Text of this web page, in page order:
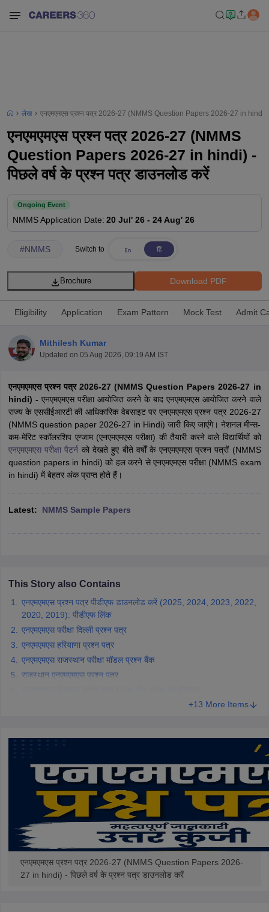
Time Table 2026
12th Supplementary Result 2026 TN 11th Arrear Result 2026
HS Result 2026CBSE Class 12 Result Link 2026Punjab
CBSE 10th Science Question Paper 2026 Second ExamCBSE 10th
Question Paper 2026TS Inter Supplementary Question
SSLCKarnataka SSLCUK Board 10thGoa Board SSCPSEB 10th
ExamMP Board 12thUK Board 12thGoa Board HSSC PSEB 12th
Public School AdmissionsNavyug School AdmissionMGGS School
Schools in Jaipur Schools in LucknowSchools in GurgaonSchools
Schools in PunjabSchools in Bihar
HBSE 12th SyllabusHPBOSE 12th Syllabus
GSEB SSC Question PapersGoa Board SSC Question PaperManipur
Knowledge OlympiadHBCSE Mathematical Olympiad
लेख एनएमएमएस प्रश्न पत्र 2026-27 (NMMS Question Papers 2026-27 in hindi) -
एनएमएमएस प्रश्न पत्र 2026-27 (NMMS
Question Papers 2026-27 in hindi) -
पिछले वर्ष के प्रश्न पत्र डाउनलोड करें
Ongoing Event
NMMSApplication Date: 20 Jul' 26 - 24 Aug' 26
#NMMS Switch to
Download PDF
Brochure
Eligibility Application Exam Pattern Mock Test Admit
Mithilesh Kumar
Updated on 05 Aug 2026, 09:19 AM IST
एनएमएमएस प्रश्न पत्र 2026-27 (NMMS Question Papers 2026-27 in
hindi) - एनएमएमएस परीक्षा आयोजित करने के बाद एनएमएमएस आयोजित करने वाले
राज्य के एससीईआरटी की आधिकारिक वेबसाइट पर एनएमएमएस प्रश्न पत्र 2026-27
(NMMS question paper 2026-27 in Hindi) जारी किए जाएंगे। नेशनल मीन्स-
कम-मेरिट स्कॉलरशिप एग्जाम (एनएमएमएस परीक्षा) की तैयारी करने वाले विद्यार्थियों को
एनएमएमएस परीक्षा पैटर्न को देखते हुए बीते वर्षों के एनएमएमएस प्रश्न पत्रों (NMMS
question papers in hindi) को हल करने से एनएमएमएस परीक्षा (NMMS exam
in hindi) में बेहतर अंक प्राप्त होते हैं।
Latest: NMMS Sample Papers
This Story also Contains
एनएमएमएस प्रश्न पत्र पीडीएफ डाउनलोड करें (2025, 2024, 2023, 2022,
2020, 2019): पीडीएफ लिंक
एनएमएमएस परीक्षा दिल्ली प्रश्न पत्र
एनएमएमएस हरियाणा प्रश्न पत्र
एनएमएमएस राजस्थान परीक्षा मॉडल प्रश्न बैंक
राजस्थान एनएमएमएस प्रश्न पत्र
+13 More Items
एनएमएमएस प्रश्न पत्र 2026-27 (NMMS Question Papers 2026-
27 in hindi) - पिछले वर्ष के प्रश्न पत्र डाउनलोड करें